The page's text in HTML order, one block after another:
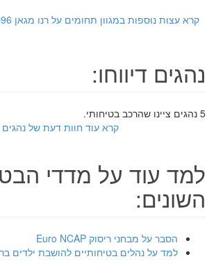
קרא עצות נוספות במגוון תחומים על רנו מגאן 1996 - 2004 יד שנייה
נהגים דיווחו:
5 נהגים ציינו שהרכב בטיחותי.
קרא עוד חוות דעת של נהגים
למד עוד על מדדי
השונים:
הסבר על מבחני ריסוק Euro NCAP
למד על נהלים בטיחותיים להושבת ילדים